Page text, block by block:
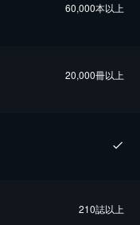
60,000本以上
20,000冊以上
210誌以上